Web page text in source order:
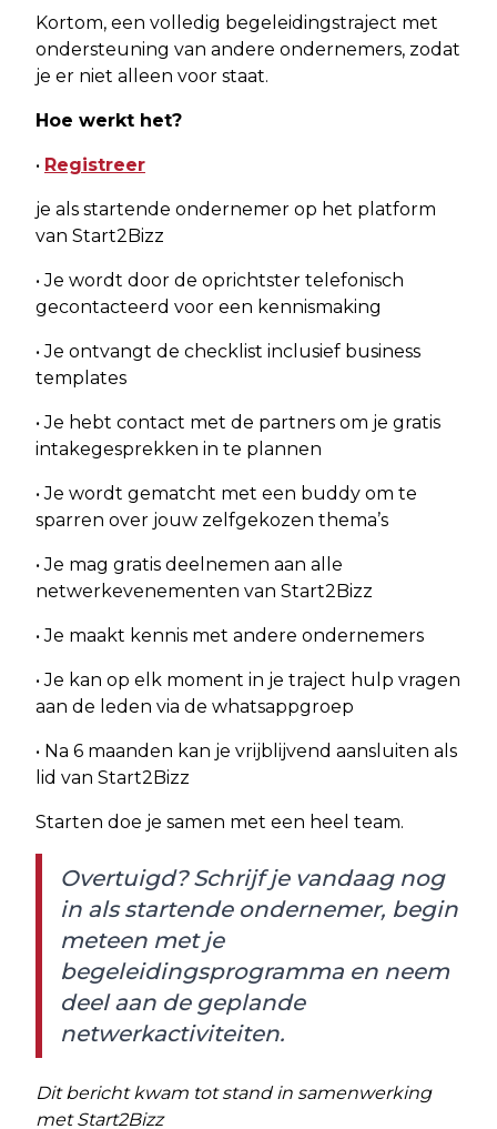
Kortom, een volledig begeleidingstraject met
ondersteuning van andere ondernemers, zodat
je er niet alleen voor staat.
Hoe werkt het?
• Registreer
je als startende ondernemer op het platform
van Start2Bizz
• Je wordt door de oprichtster telefonisch
gecontacteerd voor een kennismaking
• Je ontvangt de checklist inclusief business
templates
• Je hebt contact met de partners om je gratis
intakegesprekken in te plannen
• Je wordt gematcht met een buddy om te
sparren over jouw zelfgekozen thema’s
• Je mag gratis deelnemen aan alle
netwerkevenementen van Start2Bizz
• Je maakt kennis met andere ondernemers
• Je kan op elk moment in je traject hulp vragen
aan de leden via de whatsappgroep
• Na 6 maanden kan je vrijblijvend aansluiten als
lid van Start2Bizz
Starten doe je samen met een heel team.
Overtuigd?Schrijf je vandaag nog
in als startende ondernemer, begin
meteen met je
begeleidingsprogramma en neem
deel aan de geplande
netwerkactiviteiten.
Dit bericht kwam tot stand in samenwerking
met Start2Bizz